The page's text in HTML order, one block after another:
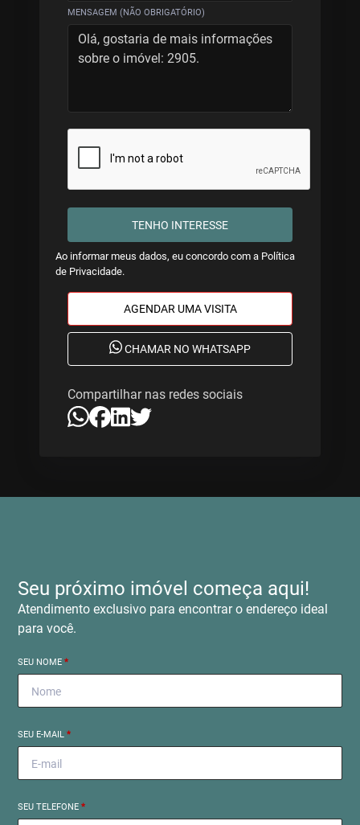
MENSAGEM (NÃO OBRIGATÓRIO)
TENHO INTERESSE
Ao informar meus dados, eu concordo com a Política
de Privacidade.
AGENDAR UMA VISITA
CHAMAR NO WHATSAPP
Compartilhar nas redes sociais
Seu próximo imóvel começa aqui!
Atendimento exclusivo para encontrar o endereço ideal
para você.
SEU NOME*
SEU E-MAIL*
SEU TELEFONE*